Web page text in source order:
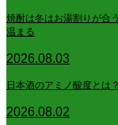
焼酎は冬はお湯割りが合
温まる
2026.08.03
日本酒のアミノ酸度とは
2026.08.02